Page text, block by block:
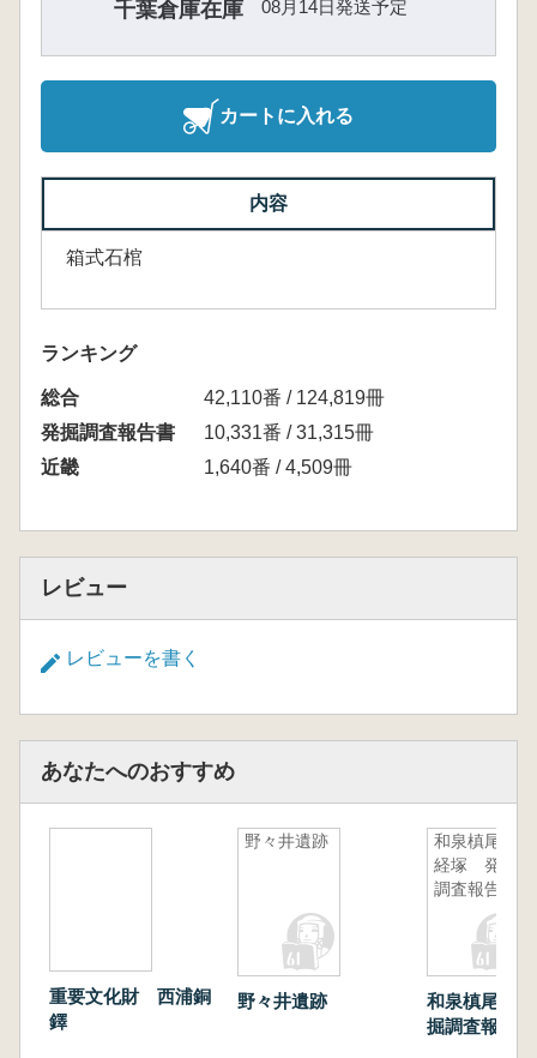
千葉倉庫在庫
08月14日発送予定
カートに入れる
内容
箱式石棺
ランキング
総合
42,110番 / 124,819冊
発掘調査報告書
10,331番 / 31,315冊
近畿
1,640番 / 4,509冊
レビュー
レビューを書く
あなたへのおすすめ
重要文化財 西浦銅
鐸
野々井遺跡
野々井遺跡
和泉槙尾山
経塚 発掘
調査報告書
和泉槙尾山
掘調査報告書